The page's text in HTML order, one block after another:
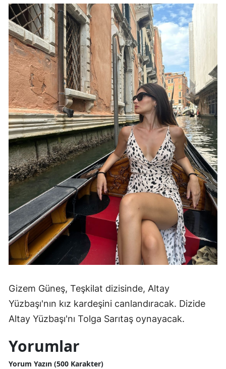
Gizem Güneş, Teşkilat dizisinde, Altay
Yüzbaşı'nın kız kardeşini canlandıracak. Dizide
Altay Yüzbaşı'nı Tolga Sarıtaş oynayacak.
Yorumlar
Yorum Yazın (500 Karakter)